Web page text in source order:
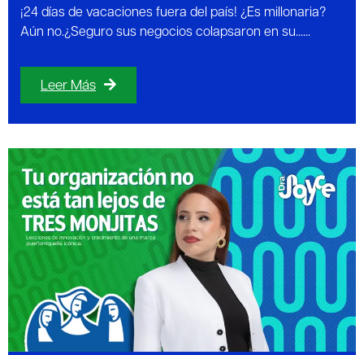
¡24 días de vacaciones fuera del país! ¿Es millonaria?
Aún no.¿Seguro sus negocios colapsaron en su......
Leer Más